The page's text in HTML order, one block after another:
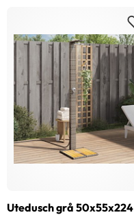
Utedusch grå 50x55x224